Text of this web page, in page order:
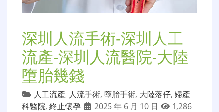
深圳人流手術-深圳人工
流產-深圳人流醫院-大陸
墮胎幾錢
人工流產, 人流手術, 墮胎手術, 大陸落仔, 婦產
科醫院, 終止懷孕 2025 年 6 月 10 日 1,286